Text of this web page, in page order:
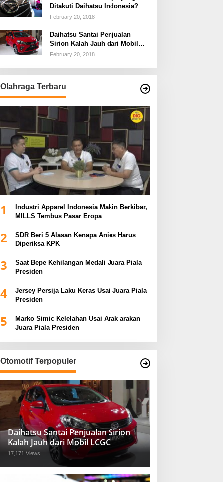
Ditakuti Daihatsu Indonesia?
February 20, 2018
Daihatsu Santai Penjualan
Sirion Kalah Jauh dari Mobil
LCGC
February 20, 2018
Olahraga Terbaru
1
Industri Apparel Indonesia Makin Berkibar,
MILLS Tembus Pasar Eropa
2
SDR Beri 5 Alasan Kenapa Anies Harus
Diperiksa KPK
3
Saat Bepe Kehilangan Medali Juara Piala
Presiden
4
Jersey Persija Laku Keras Usai Juara Piala
Presiden
5
Marko Simic Kelelahan Usai Arak arakan
Juara Piala Presiden
Otomotif Terpopuler
Daihatsu Santai Penjualan Sirion
Kalah Jauh dari Mobil LCGC
17,171 Views